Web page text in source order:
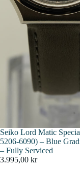
Seiko Lord Matic
5206-6090) – Blue
– Fully Serviced
3.995,00 kr